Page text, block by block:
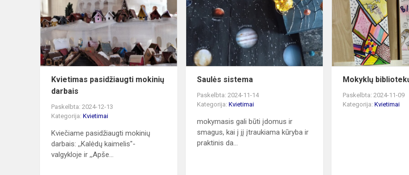
mokinių
darbais
Kvietimas pasidžiaugti mokinių
darbais
Paskelbta: 2024-12-13
Kategorija: Kvietimai
Kviečiame pasidžiaugti mokinių
darbais: ,,Kalėdų kaimelis"-
valgykloje ir ,,Apše...
Saulės sistema
Paskelbta: 2024-11-14
Kategorija:Kvietimai
mokymasis gali būti įdomus ir
smagus, kai į jį įtraukiama kūryba ir
praktinis da...
Mokyklų
Paskelbta: 2024-11-09
Kategorija:Kvietimai